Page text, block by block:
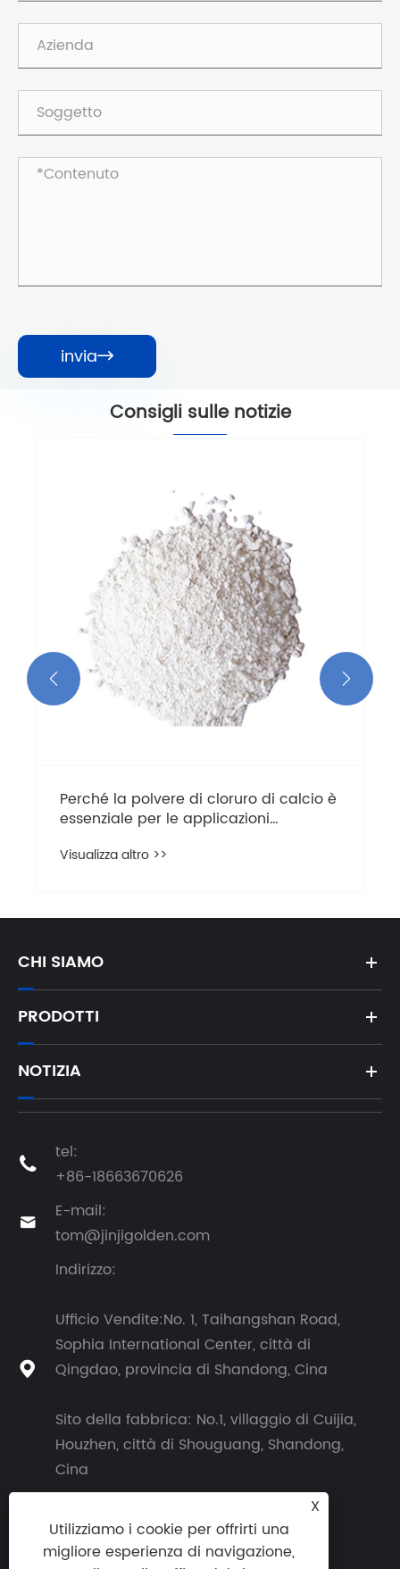
invia
Consigli sulle notizie
Perché la polvere di cloruro di calcio è
essenziale per le applicazioni
Visualizza altro >>
 
CHI SIAMO
PRODOTTI
NOTIZIA

tel:
+86-18663670626

E-mail:
tom@jinjigolden.com

Indirizzo:
Ufficio Vendite:No. 1, Taihangshan Road,
Sophia International Center, città di
Qingdao, provincia di Shandong, Cina
Sito della fabbrica: No.1, villaggio di Cuijia,
Houzhen, città di Shouguang, Shandong,
Cina
X
Utilizziamo i cookie per offrirti una
migliore esperienza di navigazione,